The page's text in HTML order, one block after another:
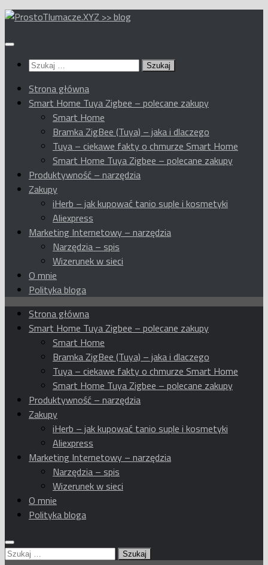
Przeskocz
treści
Szukaj:
Strona główna
Smart Home Tuya Zigbee – polecane zakupy
Smart Home
Bramka ZigBee (Tuya) – jaka i dlaczego
Tuya – ciekawe fakty o chmurze Smart Home
Smart Home Tuya Zigbee – polecane zakupy
Produktywność – narzędzia
Zakupy
iHerb – jak kupować tanio suple i kosmetyki
Aliexpress
Marketing Internetowy – narzędzia
Narzędzia – spis
Wizerunek w sieci
O mnie
Polityka bloga
Strona główna
Smart Home Tuya Zigbee – polecane zakupy
Smart Home
Bramka ZigBee (Tuya) – jaka i dlaczego
Tuya – ciekawe fakty o chmurze Smart Home
Smart Home Tuya Zigbee – polecane zakupy
Produktywność – narzędzia
Zakupy
iHerb – jak kupować tanio suple i kosmetyki
Aliexpress
Marketing Internetowy – narzędzia
Narzędzia – spis
Wizerunek w sieci
O mnie
Polityka bloga
Szukaj: